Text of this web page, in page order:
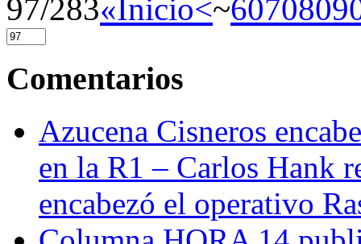
97/283«Inicio<~607080
Comentarios
Azucena Cisneros
en la R1 – Carlos Hank
encabezó el operativo